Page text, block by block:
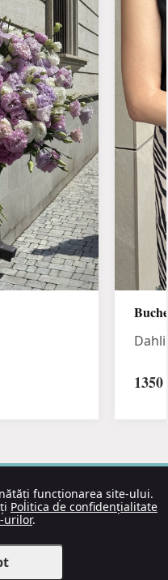
1350
funcționarea site-ului.
Politica de confidențialitate
urilor.